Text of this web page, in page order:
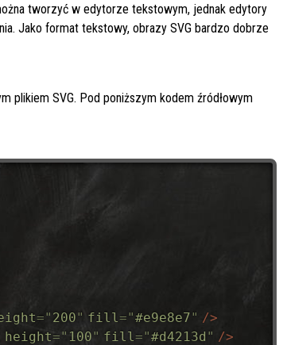
tworzyć w edytorze tekstowym, jednak edytory
Jako format tekstowy, obrazy SVG bardzo dobrze
plikiem SVG. Pod poniższym kodem źródłowym
=" 200" fill="#e9e8e7" />
height=" 100" fill="#d4213d " />